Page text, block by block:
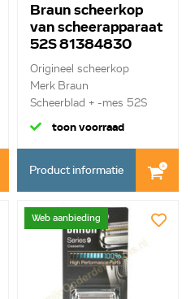
Braun scheerkop
van scheerapparaat
52S 81384830
Origineel scheerkop
Merk Braun
Scheerblad + -mes 52S
serie...
toon voorraad
Product informatie
Web aanbieding